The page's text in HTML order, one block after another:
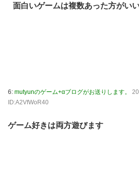
た？24h16.3万でぶっちぎりですよ
【NMB48】坂下真心期待できそう
賀喜遥香 ｢さくちゃんはちいかわ｣
面白いゲームは複数あった方がい
6: mutyunのゲーム+αブログがお送りします。
ID:A2VfWoR40
ゲーム好きは両方遊びます